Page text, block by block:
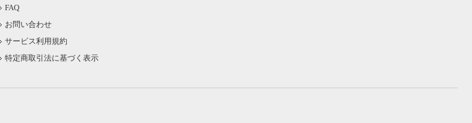
FAQ
お問い合わせ
サービス利用規約
特定商取引法に基づく表示